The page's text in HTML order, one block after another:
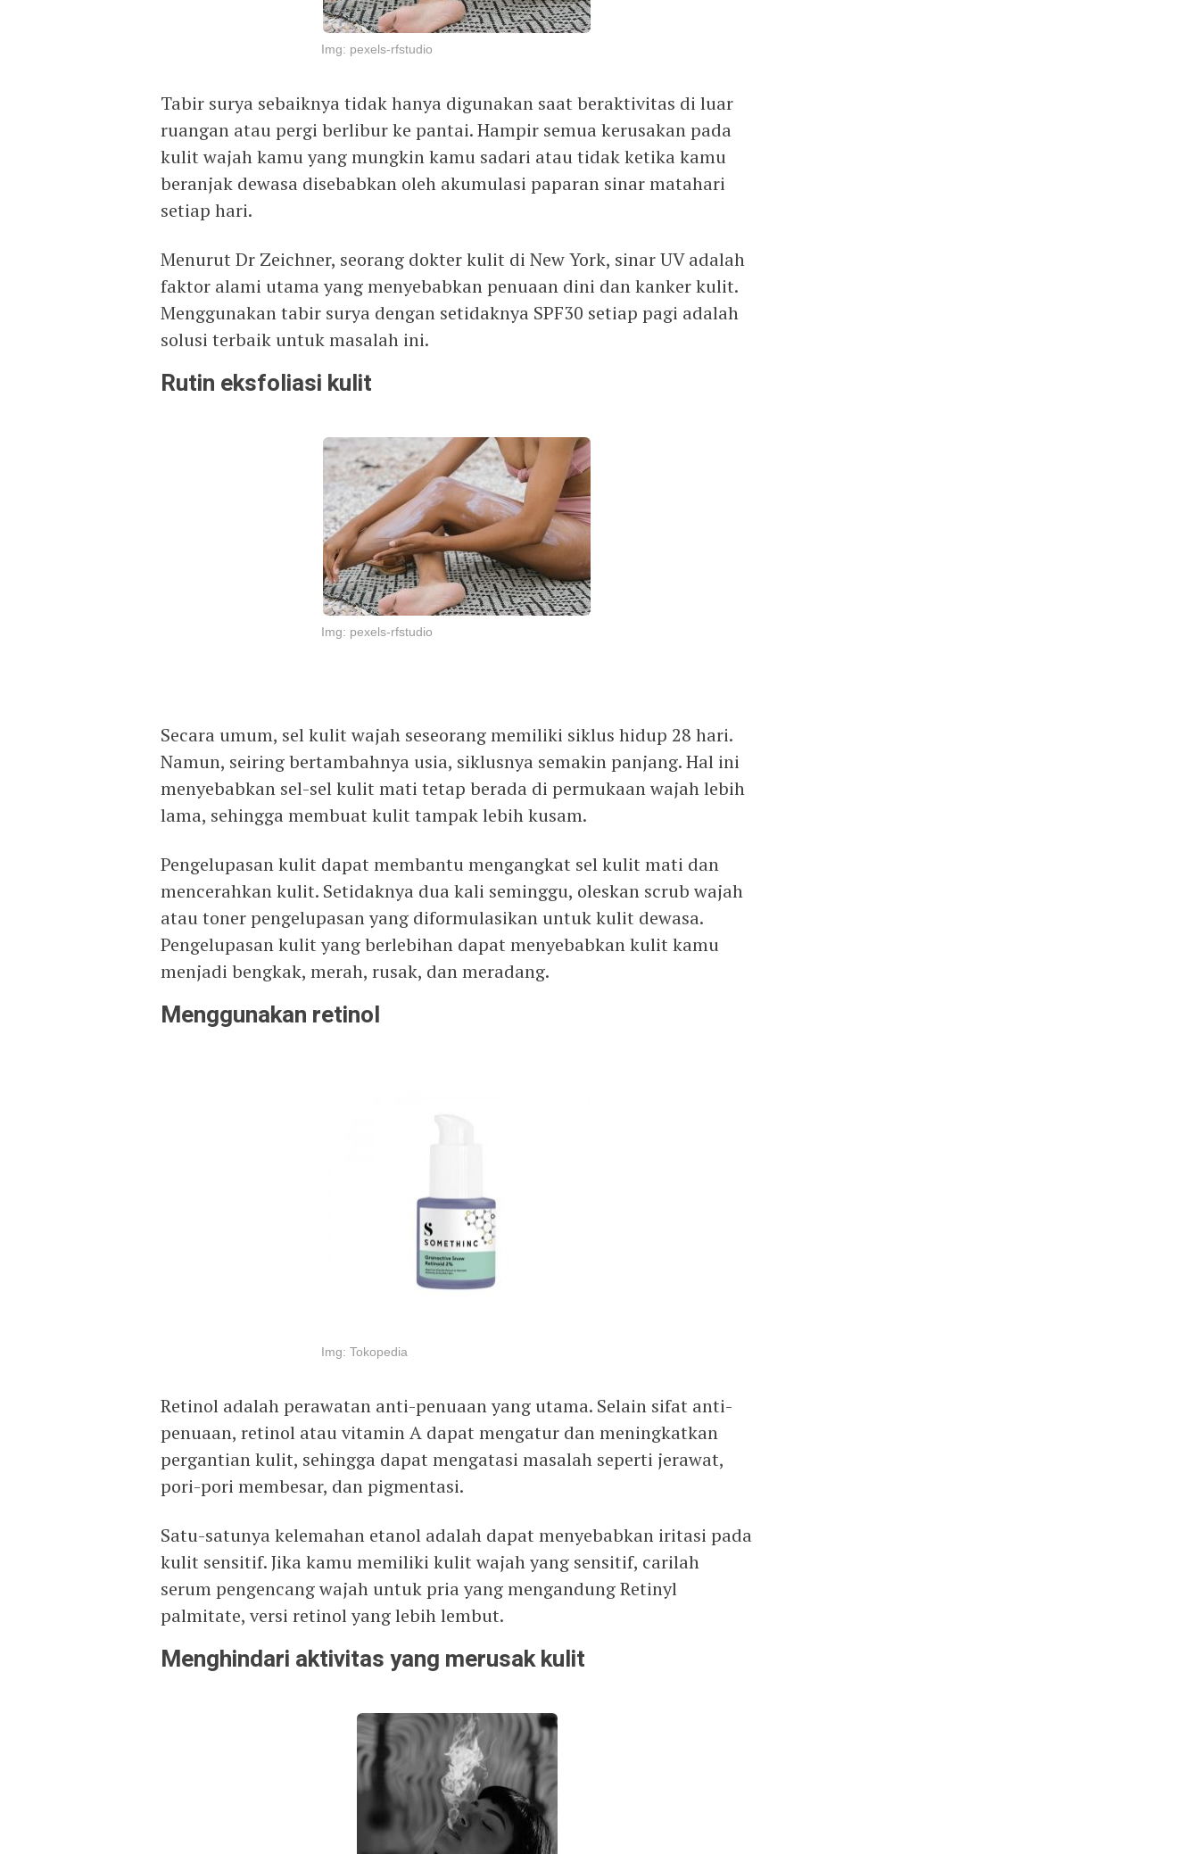
Img: pexels-rfstudio
Tabir surya sebaiknya tidak hanya digunakan saat beraktivitas di luar
ruangan atau pergi berlibur ke pantai. Hampir semua kerusakan pada
kulit wajah kamu yang mungkin kamu sadari atau tidak ketika kamu
beranjak dewasa disebabkan oleh akumulasi paparan sinar matahari
setiap hari.
Menurut Dr Zeichner, seorang dokter kulit di New York, sinar UV adalah
faktor alami utama yang menyebabkan penuaan dini dan kanker kulit.
Menggunakan tabir surya dengan setidaknya SPF30 setiap pagi adalah
solusi terbaik untuk masalah ini.
Rutin eksfoliasi kulit
Img: pexels-rfstudio
Secara umum, sel kulit wajah seseorang memiliki siklus hidup 28 hari.
Namun, seiring bertambahnya usia, siklusnya semakin panjang. Hal ini
menyebabkan sel-sel kulit mati tetap berada di permukaan wajah lebih
lama, sehingga membuat kulit tampak lebih kusam.
Pengelupasan kulit dapat membantu mengangkat sel kulit mati dan
mencerahkan kulit. Setidaknya dua kali seminggu, oleskan scrub wajah
atau toner pengelupasan yang diformulasikan untuk kulit dewasa.
Pengelupasan kulit yang berlebihan dapat menyebabkan kulit kamu
menjadi bengkak, merah, rusak, dan meradang.
Menggunakan retinol
Img: Tokopedia
Retinol adalah perawatan anti-penuaan yang utama. Selain sifat anti-
penuaan, retinol atau vitamin A dapat mengatur dan meningkatkan
pergantian kulit, sehingga dapat mengatasi masalah seperti jerawat,
pori-pori membesar, dan pigmentasi.
Satu-satunya kelemahan etanol adalah dapat menyebabkan iritasi pada
kulit sensitif. Jika kamu memiliki kulit wajah yang sensitif, carilah
serum pengencang wajah untuk pria yang mengandung Retinyl
palmitate, versi retinol yang lebih lembut.
Menghindari aktivitas yang merusak kulit